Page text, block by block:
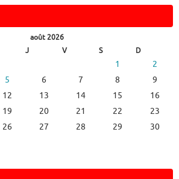
août 2026
J V S D
1
2
5 6 7 8
9
12 13 14 15
16
19 20 21 22
23
26 27 28 29
30